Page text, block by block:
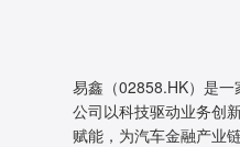
易鑫（02858.HK）是
公司以科技驱动业务创
赋能，为汽车金融产业